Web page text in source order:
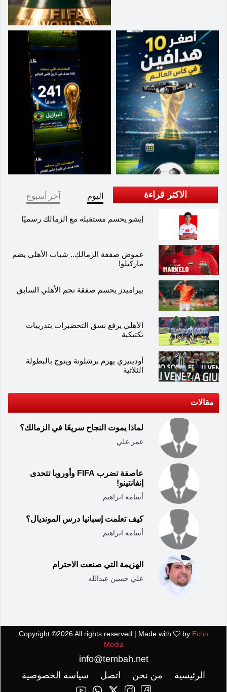
الاكثر قراءة اليوم آخر أسبوع
إيشو يحسم مستقبله مع الزمالك رسميًا
غموض صفقة الزمالك.. شباب الأهلي يضم
ماركيلو!
بيراميدز يحسم صفقة نجم الأهلي السابق
الأهلي يرفع نسق التحضيرات بتدريبات
تكتيكية
أودينيزي يهزم برشلونة ويتوج بالبطولة
الثلاثية
مقالات
لماذا يموت النجاح سريعًا في الزمالك؟
عمر علي
عاصفة تضرب FIFA وأوروبا تتحدى
إنفانتينو!
أسامة ابراهيم
كيف تعلمت إسبانيا درس المونديال؟
أسامة ابراهيم
الهزيمة التي صنعت الاحترام
علي حسين عبدالله
Copyright ©2026 All rights reserved | Made with by Echo
Media
info@tembah.net
الرئيسية
من نحن اتصل سياسة الخصوصية